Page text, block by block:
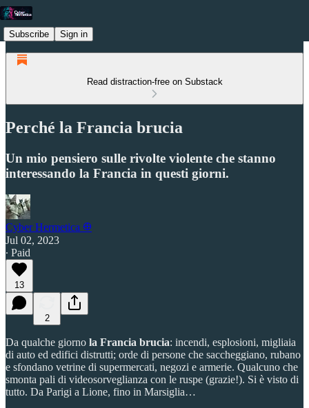
Subscribe Sign in
Read distraction-free on Substack
Perché la Francia brucia
Un mio pensiero sulle rivolte violente che stanno
interessando la Francia in questi giorni.
Cyber Hermetica 𐀏
Jul 02, 2023
∙ Paid
13
2
Da qualche giorno la Francia brucia: incendi, esplosioni, migliaia
di auto ed edifici distrutti; orde di persone che saccheggiano, rubano
e sfondano vetrine di supermercati, negozi e armerie. Qualcuno che
smonta pali di videosorveglianza con le ruspe (grazie!). Si è visto di
tutto. Da Parigi a Lione, fino in Marsiglia…